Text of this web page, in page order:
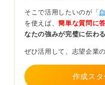
イントになるので、でき
準備しておきましょう。
0
そこで活用したいのが「
を使えば、簡単な質問に
なたの強みが完璧に伝わ
ぜひ活用して、志望企業
作成スタ